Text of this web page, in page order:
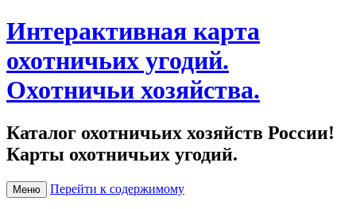
Интерактивная карта
охотничьих угодий.
Охотничьи хозяйства.
Каталог охотничьих хозяйств России!
Карты охотничьих угодий.
Меню Перейти к содержимому